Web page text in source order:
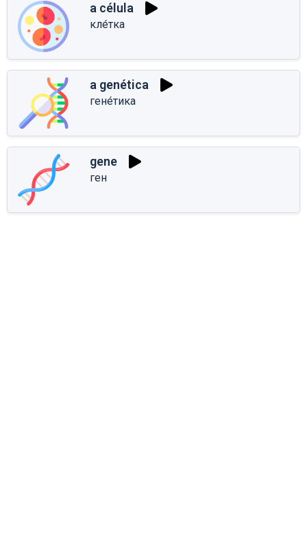
a célula
кле́тка
a genética
гене́тика
gene
ген